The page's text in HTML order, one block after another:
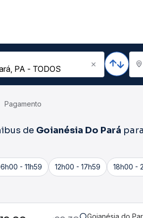
Pagamento
de Goianésia Do Pará para
- 11h59 12h00 - 17h59 18h00 -
Goianésia do